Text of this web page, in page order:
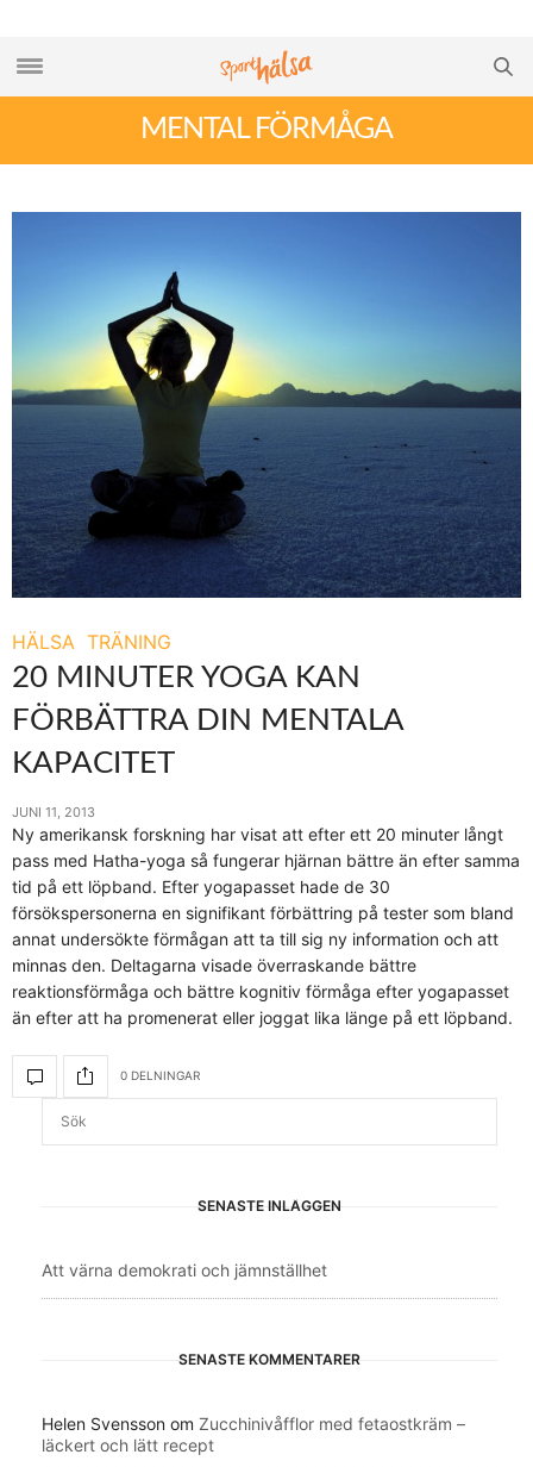
MENTAL FÖRMÅGA
HÄLSA TRÄNING
20 MINUTER YOGA KAN
FÖRBÄTTRA DIN MENTALA
KAPACITET
JUNI 11, 2013
Ny amerikansk forskning har visat att efter ett 20 minuter långt
pass med Hatha-yoga så fungerar hjärnan bättre än efter samma
tid på ett löpband. Efter yogapasset hade de 30
försökspersonerna en signifikant förbättring på tester som bland
annat undersökte förmågan att ta till sig ny information och att
minnas den. Deltagarna visade överraskande bättre
reaktionsförmåga och bättre kognitiv förmåga efter yogapasset
än efter att ha promenerat eller joggat lika länge på ett löpband.
0 DELNINGAR
SENASTE INLÄGGEN
Att värna demokrati och jämnställhet
SENASTE KOMMENTARER
Helen Svensson om Zucchinivåfflor med fetaostkräm –
läckert och lätt recept